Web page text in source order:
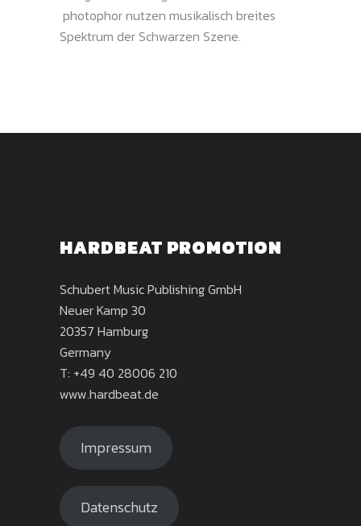
photophor nutzen musikalisch breites
Spektrum der Schwarzen Szene.
HARDBEAT PROMOTION
Schubert Music Publishing GmbH
Neuer Kamp 30
20357 Hamburg
Germany
T: +49 40 28006 210
www.hardbeat.de
Impressum
Datenschutz